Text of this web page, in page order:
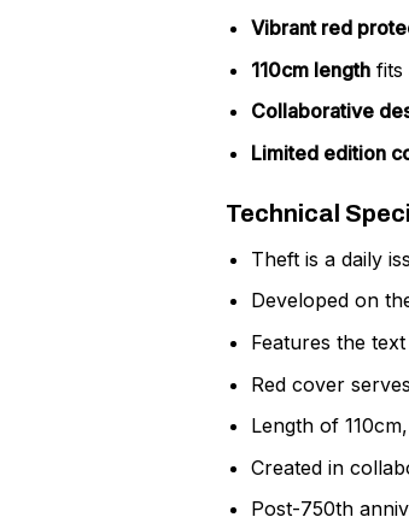
Vibrant red
110cm lengthfits
Collaborative
Limited edition
Technical
Theft is a daily
Developed on
Features the
Red cover
Length of
Created in
Post-750th